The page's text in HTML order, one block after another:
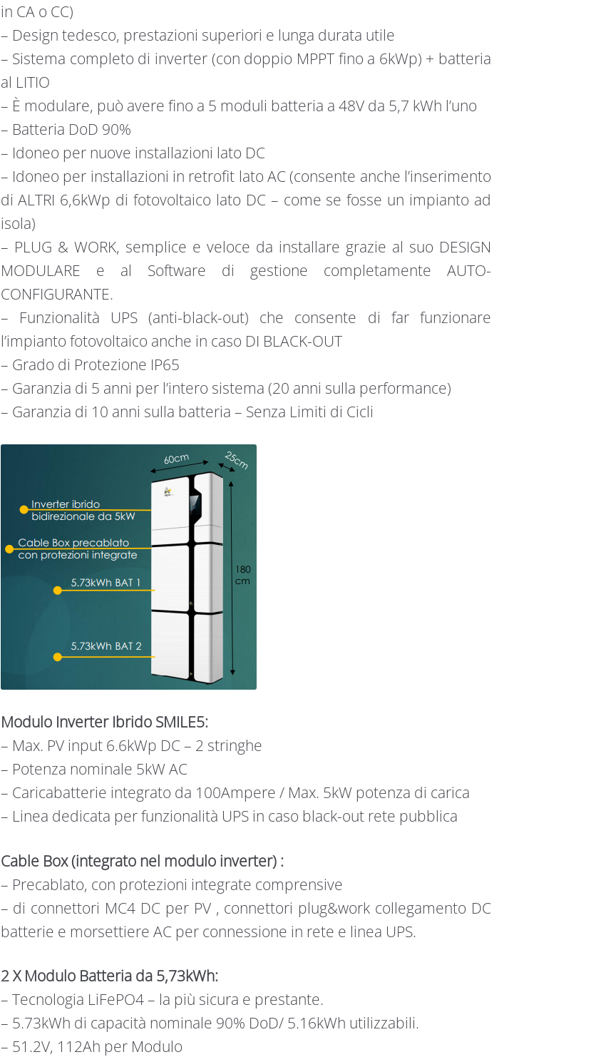
in CA o CC)
– Design tedesco, prestazioni superiori e lunga durata utile
– Sistema completo di inverter (con doppio MPPT fino a 6kWp) + batteria
al LITIO
– È modulare, può avere fino a 5 moduli batteria a 48V da 5,7 kWh l’uno
– Batteria DoD 90%
– Idoneo per nuove installazioni lato DC
– Idoneo per installazioni in retrofit lato AC (consente anche l’inserimento
di ALTRI 6,6kWp di fotovoltaico lato DC – come se fosse un impianto ad
isola)
– PLUG & WORK, semplice e veloce da installare grazie al suo DESIGN
MODULARE e al Software di gestione completamente AUTO-
CONFIGURANTE.
– Funzionalità UPS (anti-black-out) che consente di far funzionare
l’impianto fotovoltaico anche in caso DI BLACK-OUT
– Grado di Protezione IP65
– Garanzia di 5 anni per l’intero sistema (20 anni sulla performance)
– Garanzia di 10 anni sulla batteria – Senza Limiti di Cicli
Modulo Inverter Ibrido SMILE5:
– Max. PV input 6.6kWp DC – 2 stringhe
– Potenza nominale 5kW AC
– Caricabatterie integrato da 100Ampere / Max. 5kW potenza di carica
– Linea dedicata per funzionalità UPS in caso black-out rete pubblica
Cable Box (integrato nel modulo inverter) :
– Precablato, con protezioni integrate comprensive
– di connettori MC4 DC per PV , connettori plug&work collegamento DC
batterie e morsettiere AC per connessione in rete e linea UPS.
2 X Modulo Batteria da 5,73kWh:
– Tecnologia LiFePO4 – la più sicura e prestante.
– 5.73kWh di capacità nominale 90% DoD/ 5.16kWh utilizzabili.
– 51.2V, 112Ah per Modulo